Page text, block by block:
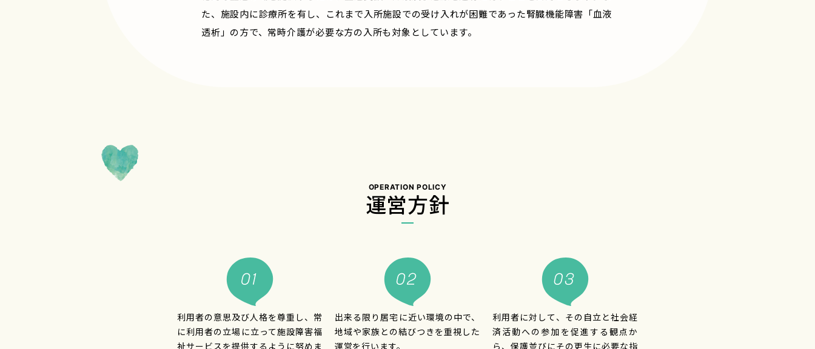
た、施設内に診療所を有し、これまで入所施設での受け入れが困難であった腎臓機能障害「血液
透析」の方で、常時介護が必要な方の入所も対象としています。
OPERATION POLICY
運営方針
利用者の意思及び人格を尊重し、常
に利用者の立場に立って施設障害福
祉サービスを提供するように努めま
出来る限り居宅に近い環境の中で、
地域や家族との結びつきを重視した
運営を行います。
利用者に対して、その自立と社会経
済活動への参加を促進する観点か
ら、保護並びにその更生に必要な指